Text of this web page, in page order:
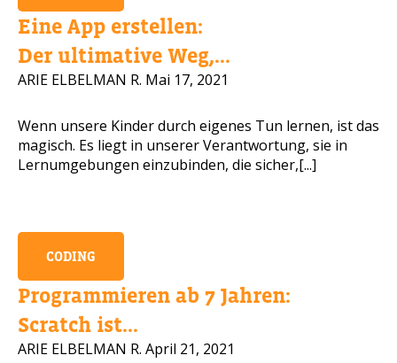
Eine App erstellen:
Der ultimative Weg,...
ARIE ELBELMAN R. Mai 17, 2021
Wenn unsere Kinder durch eigenes Tun lernen, ist das
magisch. Es liegt in unserer Verantwortung, sie in
Lernumgebungen einzubinden, die sicher,[...]
CODING
Programmieren ab 7 Jahren:
Scratch ist...
ARIE ELBELMAN R. April 21, 2021